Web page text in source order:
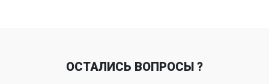
ОСТАЛИСЬ ВОПРОСЫ ?